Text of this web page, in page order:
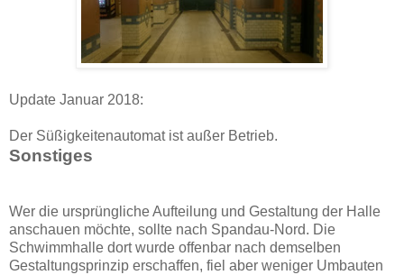
Update Januar 2018:
Der Süßigkeitenautomat ist außer Betrieb.
Sonstiges
Wer die ursprüngliche Aufteilung und Gestaltung der Halle
anschauen möchte, sollte nach Spandau-Nord. Die
Schwimmhalle dort wurde offenbar nach demselben
Gestaltungsprinzip erschaffen, fiel aber weniger Umbauten